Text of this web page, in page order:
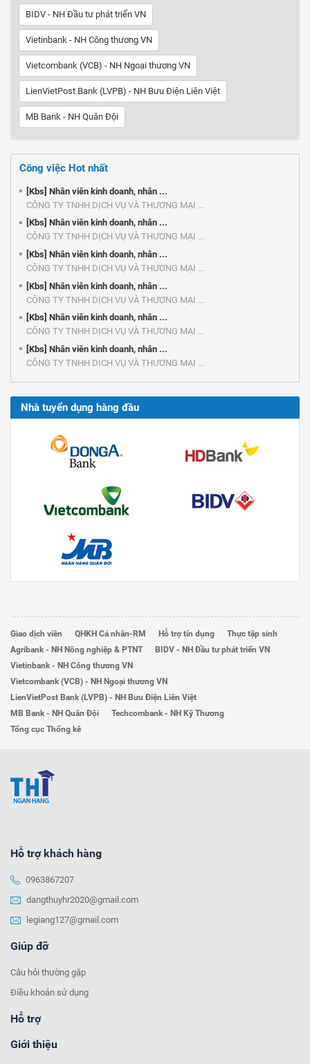
BIDV - NH Đầu tư phát triển VN
Vietinbank - NH Công thương VN
Vietcombank (VCB) - NH Ngoại thương VN
LienVietPost Bank (LVPB) - NH Bưu Điện Liên Việt
MB Bank - NH Quân Đội
Công việc Hot nhất
[Kbs] Nhân viên kinh doanh, nhân ...
CÔNG TY TNHH DỊCH VỤ VÀ THƯƠNG MẠI ...
[Kbs] Nhân viên kinh doanh, nhân ...
CÔNG TY TNHH DỊCH VỤ VÀ THƯƠNG MẠI ...
[Kbs] Nhân viên kinh doanh, nhân ...
CÔNG TY TNHH DỊCH VỤ VÀ THƯƠNG MẠI ...
[Kbs] Nhân viên kinh doanh, nhân ...
CÔNG TY TNHH DỊCH VỤ VÀ THƯƠNG MẠI ...
[Kbs] Nhân viên kinh doanh, nhân ...
CÔNG TY TNHH DỊCH VỤ VÀ THƯƠNG MẠI ...
[Kbs] Nhân viên kinh doanh, nhân ...
CÔNG TY TNHH DỊCH VỤ VÀ THƯƠNG MẠI ...
Nhà tuyển dụng hàng đầu
Giao dịch viên QHKH Cá nhân-RM Hỗ trợ tín dụng
Thực tập sinh
Agribank - NH Nông nghiệp & PTNT
BIDV - NH Đầu tư phát triển VN
Vietinbank - NH Công thương VN
Vietcombank (VCB) - NH Ngoại thương VN
LienVietPost Bank (LVPB) - NH Bưu Điện Liên Việt
MB Bank - NH Quân Đội
Techcombank - NH Kỹ Thương
Tổng cục Thống kê
Hỗ trợ khách hàng
0963867207
dangthuyhr2020@gmail.com
legiang127@gmail.com
Giúp đỡ
Câu hỏi thường gặp
Điều khoản sử dụng
Hỗ trợ
Giới thiệu